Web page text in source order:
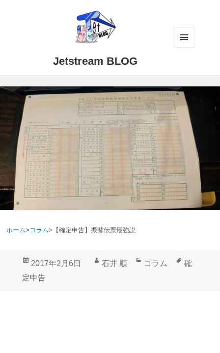
Jetstream BLOG
ホーム> コラム> 【確定申告】振替伝票最強説
投
稿
2017年2月6日
作
石井 順
カ
コラム
タ
確
定申告